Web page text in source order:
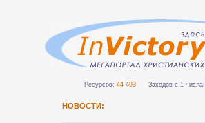
Ресурсов: 44 493 Заходов с 1 числа:
НОВОСТИ: